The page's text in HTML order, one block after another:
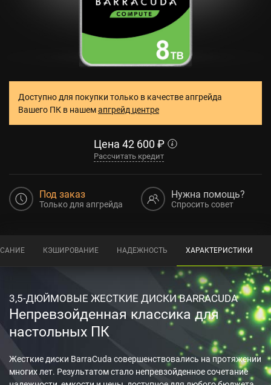
Доступно для покупки только в качестве апгрейда
Вашего ПК в нашемапгрейд центре
Цена 42 600 ₽
Рассчитать кредит
Под заказ
Только для апгрейда
Нужна помощь?
Спросить совет
КЭШИРОВАНИЕ НАДЕЖНОСТЬ ХАРАКТЕРИСТИКИ
3,5-ДЮЙМОВЫЕ ЖЕСТКИЕ ДИСКИ BARRACUDA
Непревзойденная классика для
настольных ПК
Жесткие диски BarraCuda совершенствовались на протяжении
многих лет. Результатом стало непревзойденное сочетание